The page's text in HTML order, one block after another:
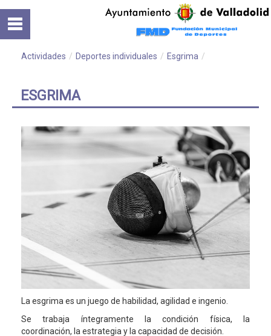
Normativa
Actividades / Deportes individuales / Esgrima /
ESGRIMA
La esgrima es un juego de habilidad, agilidad e ingenio.
Se trabaja íntegramente la condición física, la
coordinación, la estrategia y la capacidad de decisión.